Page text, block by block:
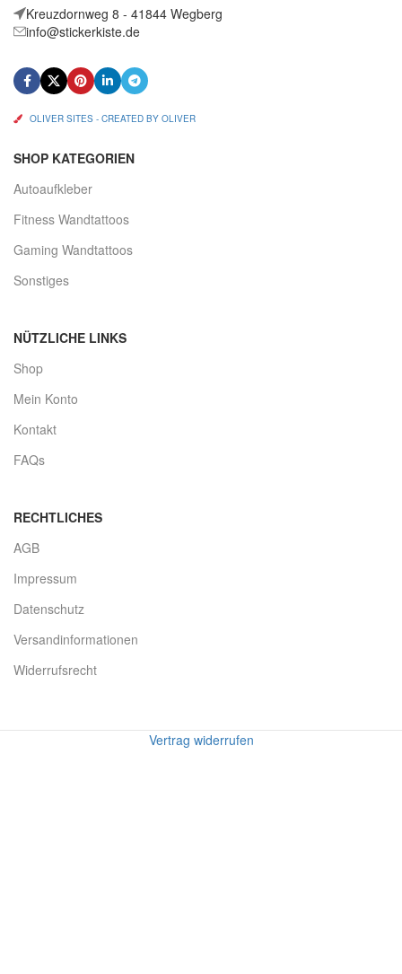
Kreuzdornweg 8 - 41844 Wegberg
info@stickerkiste.de
OLIVER SITES - CREATED BY OLIVER
SHOP KATEGORIEN
Autoaufkleber
Fitness Wandtattoos
Gaming Wandtattoos
Sonstiges
NÜTZLICHE LINKS
Shop
Mein Konto
Kontakt
FAQs
RECHTLICHES
AGB
Impressum
Datenschutz
Versandinformationen
Widerrufsrecht
Vertrag widerrufen